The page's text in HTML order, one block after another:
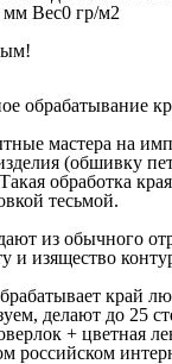
мм Вес0 гр/м2
обрабатывание
мастера на
(обшивку
обработка
тесьмой.
из обычного
и изящество
край
делают до 25
+ цветная
российском